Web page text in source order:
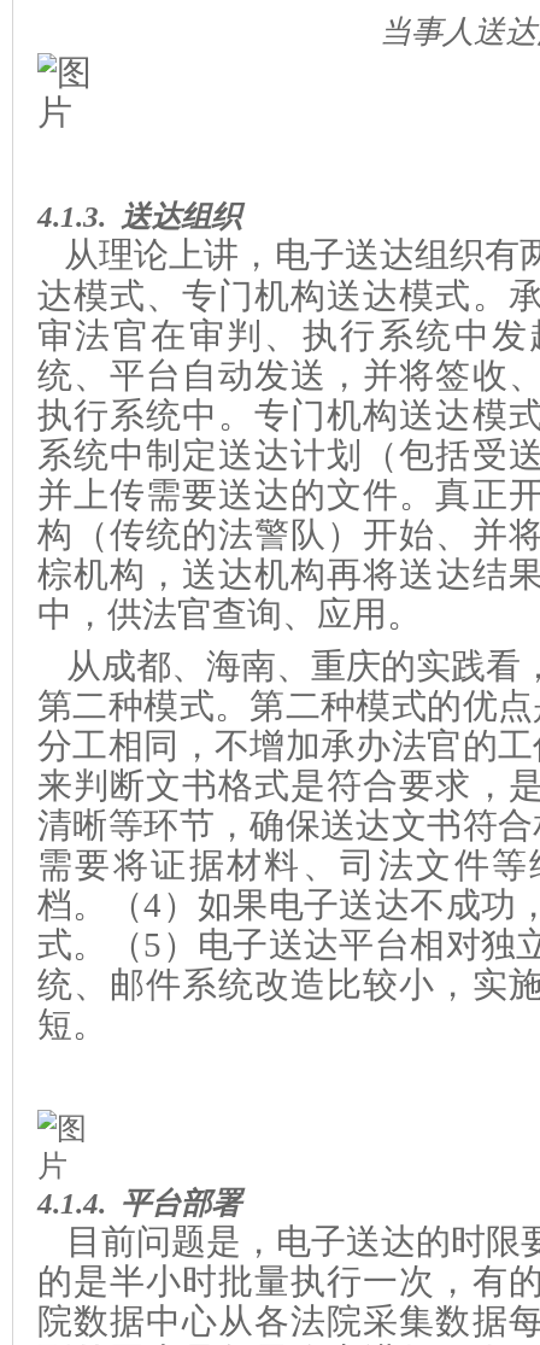
当事人 送达
4.1.3. 送达组织
从理论上讲，电子送达组织有
达模式、专门机构送达模式。
审法官在审判、执行系统中发
统、平台自动发送，并将签收
执行系统中。专门机构送达模
系统中制定送达计划（包括受
并上传需要送达的文件。真正
构 （传统的法警队） 开始、并
棕机构 ， 送达机构再将送达结
中 ，供法官查询、应用 。
从成都、海南、重庆的实践看
第二种模式。第二种模式的优
分工相同，不增加承办法官的
来判断文书格式是符合要求，
清晰等环节，确保送达文书符
需要将证据材料、司法文件等
档。（4）如果电子送达不成功
式。（5）电子送达平台相对独
统、邮件系统改造比较小 ，实
短。
4.1.4. 平台部署
目前问题是，电子送达的时限
的是半小时批量执行一次，有
院数据中心从各法院采集数据